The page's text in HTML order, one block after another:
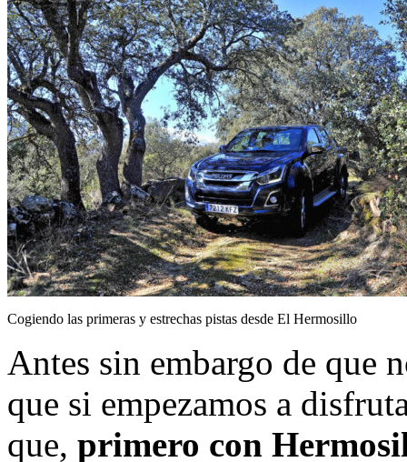
Cogiendo las primeras y estrechas pistas desde El Hermosillo
Antes sin embargo de que
que si empezamos a
que, primero con